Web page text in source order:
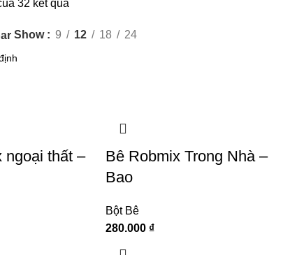
32 kết quả
Show 9 12 18 24
ngoại thất –
Bê Robmix Trong Nhà –
Bao
Bột Bê
280.000 ₫